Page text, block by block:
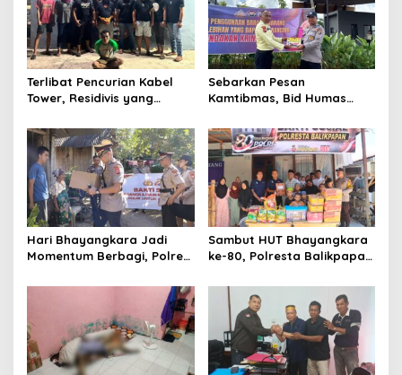
Terlibat Pencurian Kabel
Tower, Residivis yang
Ditangkap Tim Gabungan di
Jeneponto
Sebarkan Pesan
Kamtibmas, Bid Humas
Pemasangan Spanduk
serta Pembagian Stiker
Hari Bhayangkara Jadi
Momentum Berbagi, Polres
Membutuhkan
Sambut HUT Bhayangkara
ke-80, Polresta Balikpapan
Asuhan Jabal Rahmah